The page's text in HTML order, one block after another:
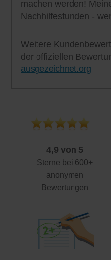
machen werden!
Nachhilfestunden -
Weitere
der offiziellen
ausgezeichnet.org
4,9 von 5
Sterne bei 600+
anonymen
Bewertungen